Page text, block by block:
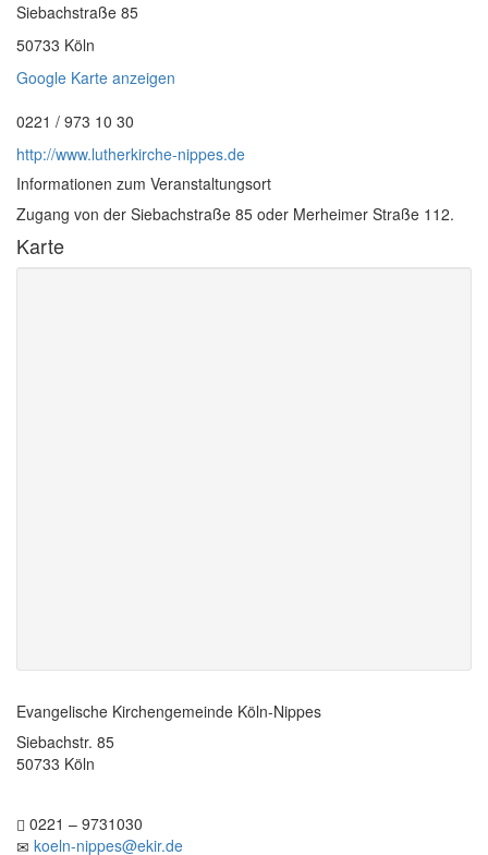
Siebachstraße 85
50733 Köln
Google Karte anzeigen
0221 / 973 10 30
http://www.lutherkirche-nippes.de
Informationen zum Veranstaltungsort
Zugang von der Siebachstraße 85 oder Merheimer Straße 112.
Karte
Evangelische Kirchengemeinde Köln-Nippes
Siebachstr. 85
50733 Köln
0221 – 9731030
koeln-nippes@ekir.de